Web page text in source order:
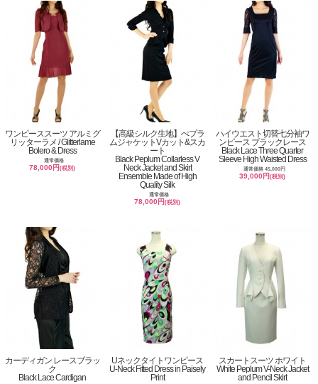
ワンピーススーツ アルミグ
リッターラメ / Glitterlame
Bolero & Dress
通常価格
78,000円(税別)
【高級シルク生地】ぺプラ
ムジャケットVカット&スカ
ート
Black Peplum Collarless V
Neck Jacket and Skirt
Ensemble Made of High
Quality Silk
通常価格
78,000円(税別)
ハイウエスト切替七分袖ワ
ンピース ブラックレース
Black Lace Three Quarter
Sleeve High Waisted Dress
通常価格 45,000円
39,000円(税別)
カーディガン レースブラッ
ク
Black Lace Cardigan
Uネックタイトワンピース
U-Neck Fitted Dress in Paisely
Print
スカートスーツ ホワイト
White Peplum V-Neck Jacket
and Pencil Skirt